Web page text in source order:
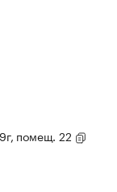
помещ. 22